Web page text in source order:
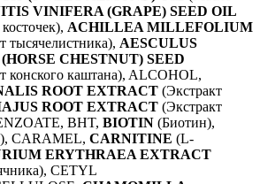
VINIFERA (GRAPE) SEED OIL
ACHILLEA MILLEFOLIUM
тысячелистника), AESCULUS
CHESTNUT) SEED
конского каштана), ALCOHOL,
ROOT EXTRACT (Экстракт
ROOT EXTRACT (Экстракт
BHT, BIOTIN (Биотин),
CARAMEL, CARNITINE (L-
ERYTHRAEA EXTRACT
CETYL